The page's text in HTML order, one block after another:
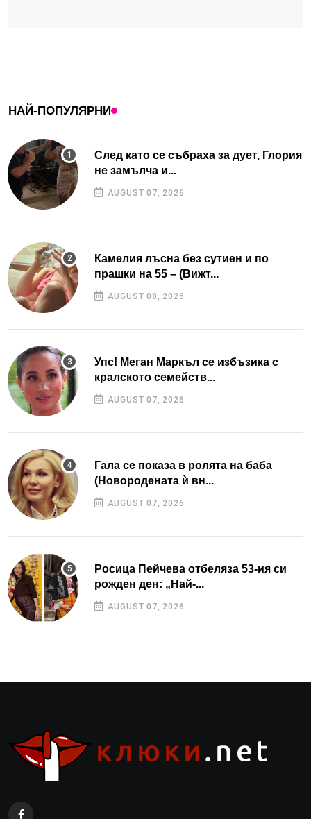
НАЙ-ПОПУЛЯРНИ
След като се събраха за дует, Глория
не замълча и...
AUGUST 07, 2026
Камелия лъсна без сутиен и по
прашки на 55 – (Вижт...
AUGUST 08, 2026
Упс! Меган Маркъл се избъзика с
кралското семейств...
AUGUST 07, 2026
Гала се показа в ролята на баба
(Новородената ѝ вн...
AUGUST 07, 2026
Росица Пейчева отбеляза 53-ия си
рожден ден: „Най-...
AUGUST 07, 2026